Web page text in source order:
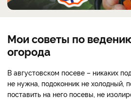
Мои советы по
огорода
В августовском посеве – никаких
не нужна, подоконник не холодный,
поставить на него посевы, не